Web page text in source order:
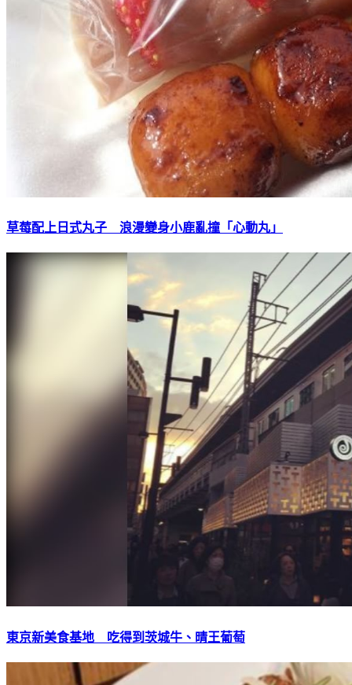
草莓配上日式丸子 浪漫變身小鹿亂撞「心動丸」
東京新美食基地 吃得到茨城牛、晴王葡萄